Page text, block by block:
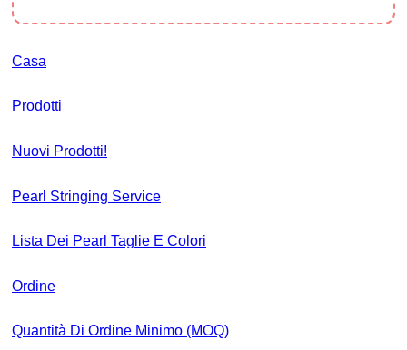
Casa
Prodotti
Nuovi Prodotti!
Pearl Stringing Service
Lista Dei Pearl Taglie E Colori
Ordine
Quantità Di Ordine Minimo (MOQ)